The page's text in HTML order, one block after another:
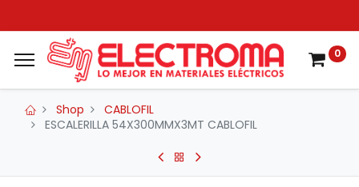
0
Shop
CABLOFIL
ESCALERILLA 54X300MMX3MT CABLOFIL